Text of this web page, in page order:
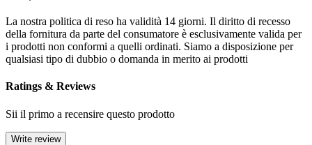
La nostra politica di reso ha validità 14 giorni. Il diritto di recesso
della fornitura da parte del consumatore è esclusivamente valida per
i prodotti non conformi a quelli ordinati. Siamo a disposizione per
qualsiasi tipo di dubbio o domanda in merito ai prodotti
Ratings & Reviews
Sii il primo a recensire questo prodotto
Write review